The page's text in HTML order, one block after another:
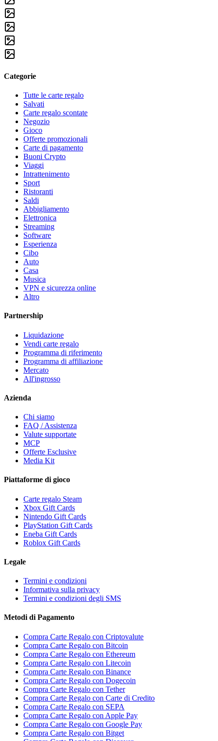
Categorie
Tutte le carte regalo
Salvati
Carte regalo scontate
Negozio
Gioco
Offerte promozionali
Carte di pagamento
Buoni Crypto
Viaggi
Intrattenimento
Sport
Ristoranti
Saldi
Abbigliamento
Elettronica
Streaming
Software
Esperienza
Cibo
Auto
Casa
Musica
VPN e sicurezza online
Altro
Partnership
Liquidazione
Vendi carte regalo
Programma di riferimento
Programma di affiliazione
Mercato
All'ingrosso
Azienda
Chi siamo
FAQ / Assistenza
Valute supportate
MCP
Offerte Esclusive
Media Kit
Piattaforme di gioco
Carte regalo Steam
Xbox Gift Cards
Nintendo Gift Cards
PlayStation Gift Cards
Eneba Gift Cards
Roblox Gift Cards
Legale
Termini e condizioni
Informativa sulla privacy
Termini e condizioni degli SMS
Metodi di Pagamento
Compra Carte Regalo con Criptovalute
Compra Carte Regalo con Bitcoin
Compra Carte Regalo con Ethereum
Compra Carte Regalo con Litecoin
Compra Carte Regalo con Binance
Compra Carte Regalo con Dogecoin
Compra Carte Regalo con Tether
Compra Carte Regalo con Carte di Credito
Compra Carte Regalo con SEPA
Compra Carte Regalo con Apple Pay
Compra Carte Regalo con Google Pay
Compra Carte Regalo con Bitget